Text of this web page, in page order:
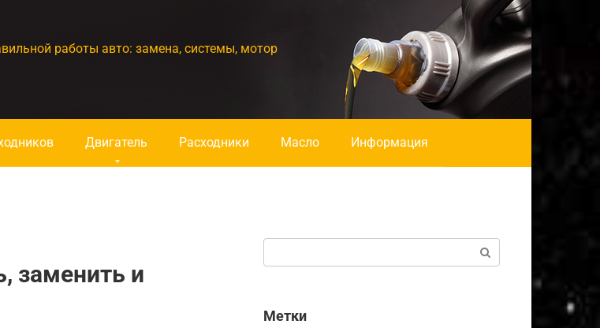
работы авто: замена, системы, мотор
Двигатель Расходники Масло Информация
заменить и
Метки